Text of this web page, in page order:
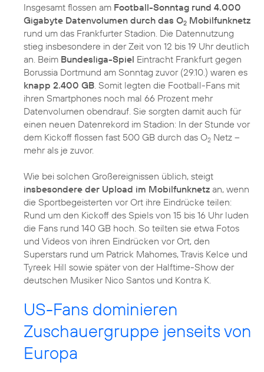
Insgesamt flossen am Football-Sonntag rund 4.000
Gigabyte Datenvolumen durch das O2 Mobilfunknetz
rund um das Frankfurter Stadion. Die Datennutzung
stieg insbesondere in der Zeit von 12 bis 19 Uhr deutlich
an. Beim Bundesliga-Spiel Eintracht Frankfurt gegen
Borussia Dortmund am Sonntag zuvor (29.10.) waren es
knapp 2.400 GB . Somit legten die Football-Fans mit
ihren Smartphones noch mal 66 Prozent mehr
Datenvolumen obendrauf. Sie sorgten damit auch für
einen neuen Datenrekord im Stadion: In der Stunde vor
dem Kickoff flossen fast 500 GB durch das O2 Netz –
mehr als je zuvor.
Wie bei solchen Großereignissen üblich, steigt
insbesondere der Upload im Mobilfunknetz an, wenn
die Sportbegeisterten vor Ort ihre Eindrücke teilen:
Rund um den Kickoff des Spiels von 15 bis 16 Uhr luden
die Fans rund 140 GB hoch. So teilten sie etwa Fotos
und Videos von ihren Eindrücken vor Ort, den
Superstars rund um Patrick Mahomes, Travis Kelce und
Tyreek Hill sowie später von der Halftime-Show der
deutschen Musiker Nico Santos und Kontra K.
US-Fans dominieren
Zuschauergruppe jenseits von
Europa